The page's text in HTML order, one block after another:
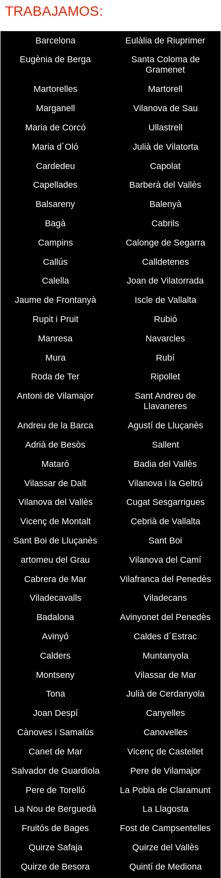
TRABAJAMOS:
Barcelona
Eulàlia de Riuprimer
Eugènia de Berga
Santa Coloma de
Gramenet
Martorelles
Martorell
Marganell
Vilanova de Sau
Maria de Corcó
Ullastrell
Maria d´Oló
Julià de Vilatorta
Cardedeu
Capolat
Capellades
Barberà del Vallès
Balsareny
Balenyà
Bagà
Cabrils
Campins
Calonge de Segarra
Callús
Calldetenes
Calella
Joan de Vilatorrada
Jaume de Frontanyà
Iscle de Vallalta
Rupit i Pruit
Rubió
Manresa
Navarcles
Mura
Rubí
Roda de Ter
Ripollet
Antoni de Vilamajor
Sant Andreu de
Llavaneres
Andreu de la Barca
Agustí de Lluçanès
Adrià de Besòs
Sallent
Mataró
Badia del Vallès
Vilassar de Dalt
Vilanova i la Geltrú
Vilanova del Vallès
Cugat Sesgarrigues
Vicenç de Montalt
Cebrià de Vallalta
Sant Boi de Lluçanès
Sant Boi
artomeu del Grau
Vilanova del Camí
Cabrera de Mar
Vilafranca del Penedès
Viladecavalls
Viladecans
Badalona
Avinyonet del Penedès
Avinyó
Caldes d´Estrac
Calders
Muntanyola
Montseny
Vilassar de Mar
Tona
Julià de Cerdanyola
Joan Despí
Canyelles
Cànoves i Samalús
Canovelles
Canet de Mar
Vicenç de Castellet
Salvador de Guardiola
Pere de Vilamajor
Pere de Torelló
La Pobla de Claramunt
La Nou de Berguedà
La Llagosta
Fruitós de Bages
Fost de Campsentelles
Quirze Safaja
Quirze del Vallès
Quirze de Besora
Quintí de Mediona